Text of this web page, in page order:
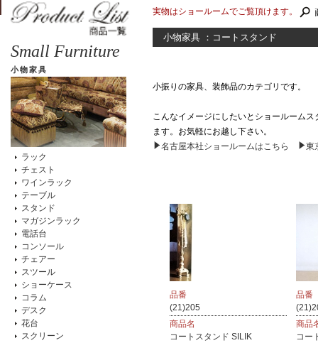
実物はショールームでご覧頂けます。
小物家具 ：コートスタンド
小振りの家具、装飾品のカテゴリです。
こんなイメージにしたいとショールーム
ます。お気軽にお越し下さい。
名古屋本社ショールームはこちら
東
品番
(21)205
商品名
コートスタンド SILIK
品番
商品
コー
Small Furniture
小物家具
ラック
チェスト
ワインラック
テーブル
スタンド
マガジンラック
電話台
コンソール
チェアー
スツール
ショーケース
コラム
デスク
花台
スクリーン